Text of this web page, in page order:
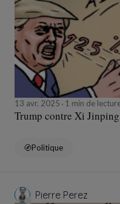
13 avr. 2025 1 min de
Trump contre Xi
Politique
Pierre Perez